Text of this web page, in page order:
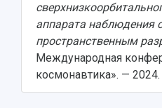
аппарата наблюдения
пространственным
Международная
космонавтика». —